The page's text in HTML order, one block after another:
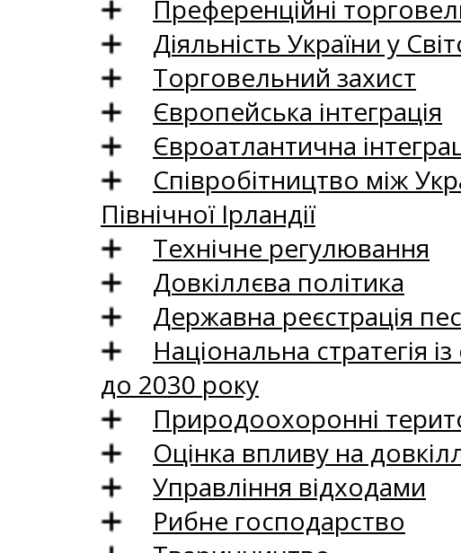
Преференційні
Діяльність України у
Торговельний захист
Європейська інтеграція
Євроатлантична
Співробітництво між
Північної Ірландії
Технічне регулювання
Довкіллєва політика
Державна реєстрація
Національна стратегія
до 2030 року
Природоохоронні
Оцінка впливу на
Управління відходами
Рибне господарство